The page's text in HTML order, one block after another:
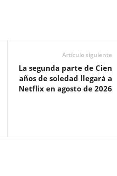
Artículo siguiente
La segunda parte de Cien
años de soledad llegará a
Netflix en agosto de 2026